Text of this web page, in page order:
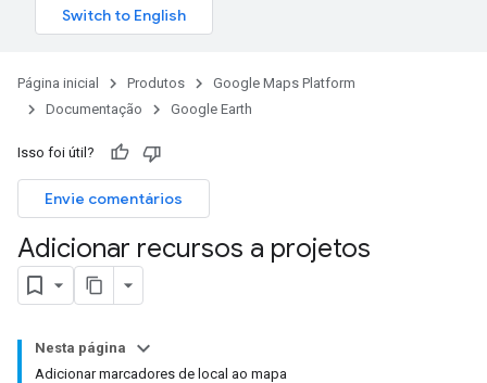
Página inicial Produtos
Google Maps Platform
Documentação
Google Earth
Isso foi útil?
Envie comentários
Adicionar recursos a projetos
Nesta página
Adicionar marcadores de local ao mapa